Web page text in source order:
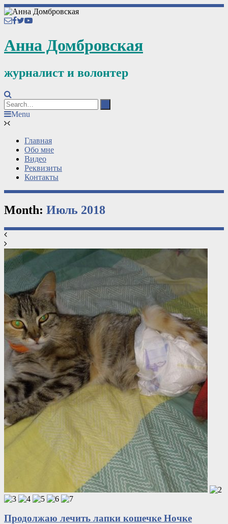
Анна Домбровская
журналист и волонтер
Menu
Главная
Обо мне
Видео
Реквизиты
Контакты
Month: Июль 2018
Продолжаю лечить лапки кошечке Ночке